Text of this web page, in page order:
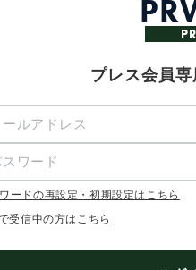
プレス会員
ードの再設定・初期設定はこちら
受信中の方はこちら